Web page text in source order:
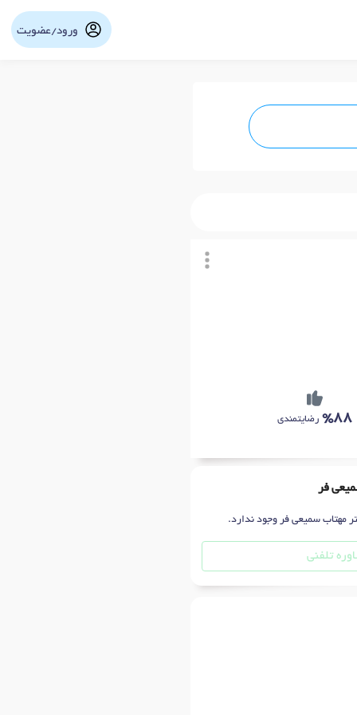
ورود/عضویت
%88 رضایتمندی
فر
مهتاب سمیعی فر وجود ندارد.
تلفنی